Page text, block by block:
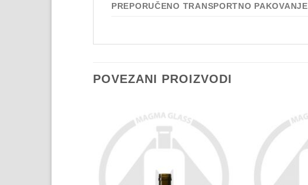
PREPORUČENO TRANSPORTNO PAKOVANJE
POVEZANI PROIZVODI